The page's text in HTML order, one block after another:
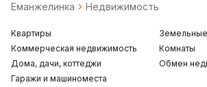
Еманжелинка Недвижимость
Квартиры
Коммерческая недвижимость
Дома, дачи, коттеджи
Гаражи и машиноместа
Земельные
Комнаты
Обмен